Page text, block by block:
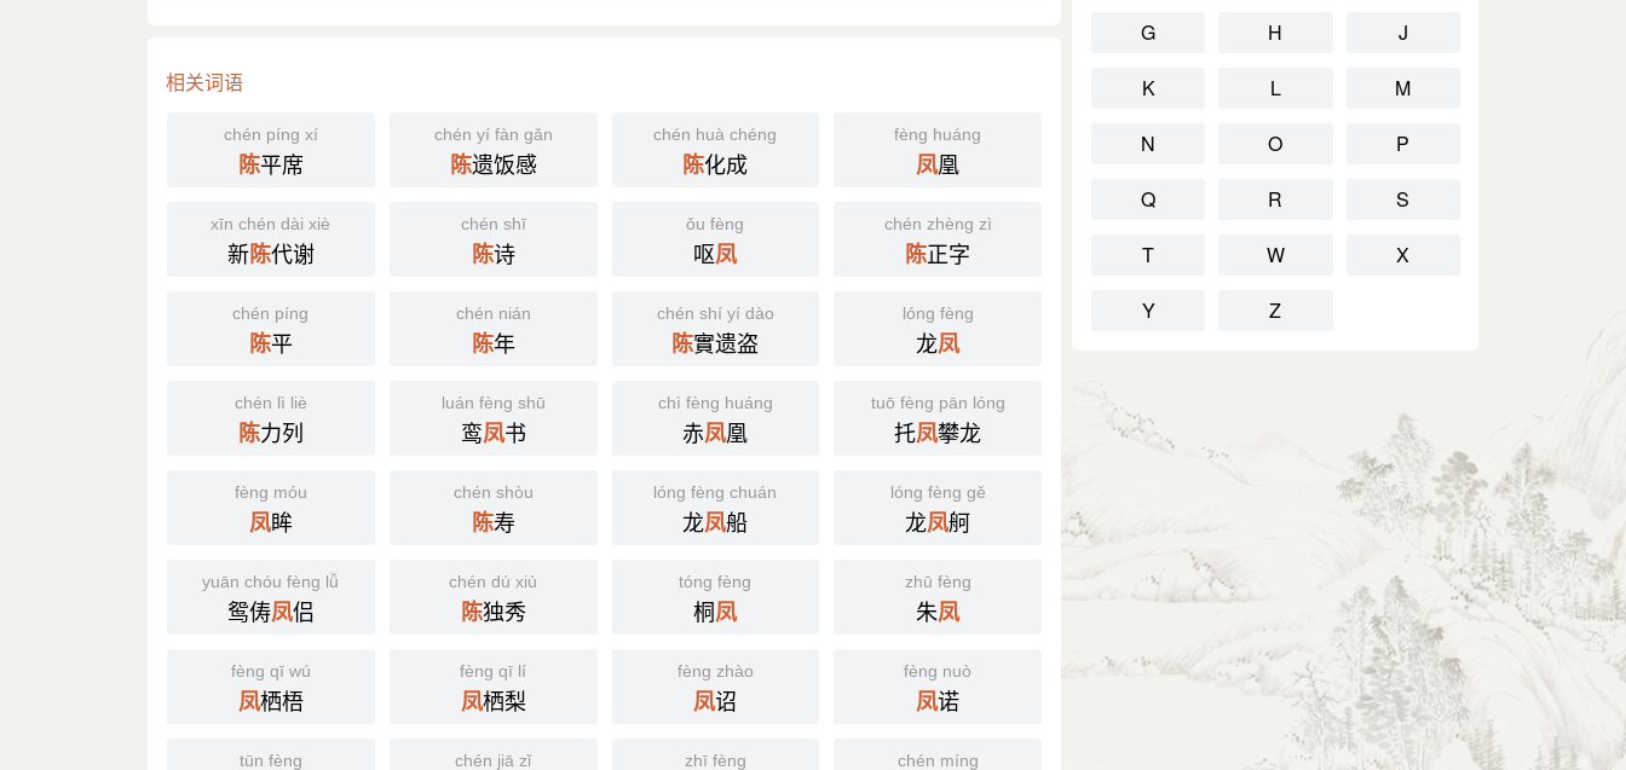
相关词语
chén píng xí
陈平席
chén yí fàn gǎn
陈遗饭感
chén huà chéng
陈化成
fèng huáng
凤凰
xīn chén dài xiè
新陈代谢
chén shī
陈诗
ǒu fèng
呕凤
chén zhèng zì
陈正字
chén píng
陈平
chén nián
陈年
chén shí yí dào
陈實遗盗
lóng fèng
龙凤
chén lì liè
陈力列
luán fèng shū
鸾凤书
chì fèng huáng
赤凤凰
tuō fèng pān lóng
托凤攀龙
fèng móu
凤眸
chén shòu
陈寿
lóng fèng chuán
龙凤船
lóng fèng gě
龙凤舸
yuān chóu fèng lǚ
鸳俦凤侣
chén dú xiù
陈独秀
tóng fèng
桐凤
zhū fèng
朱凤
fèng qī wú
凤栖梧
fèng qī lí
凤栖梨
fèng zhào
凤诏
fèng nuò
凤诺
tūn fèng chén jiā zǐ zhī fèng chén míng
G
H
J
K
L
M
N
O
P
Q
R
S
T
W
X
Y
Z